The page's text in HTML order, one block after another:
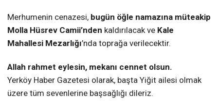
Merhumenin cenazesi, bugün öğle namazına müteakip
Molla Hüsrev Camii’nden kaldırılacak ve Kale
Mahallesi Mezarlığı’nda toprağa verilecektir.
Allah rahmet eylesin, mekanı cennet olsun.
Yerköy Haber Gazetesi olarak, başta Yiğit ailesi olmak
üzere tüm sevenlerine başsağlığı dileriz.